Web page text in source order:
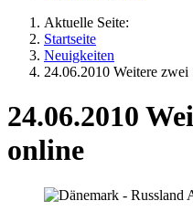
Aktuelle Seite:
Startseite
Neuigkeiten
24.06.2010 Weitere zwei
24.06.2010
online